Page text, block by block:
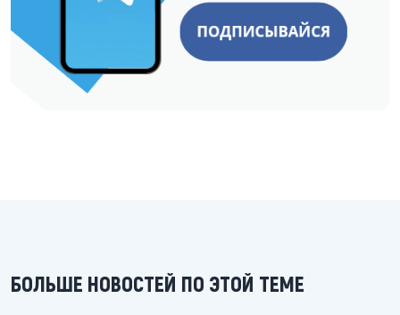
БОЛЬШЕ НОВОСТЕЙ ПО ЭТОЙ ТЕМЕ